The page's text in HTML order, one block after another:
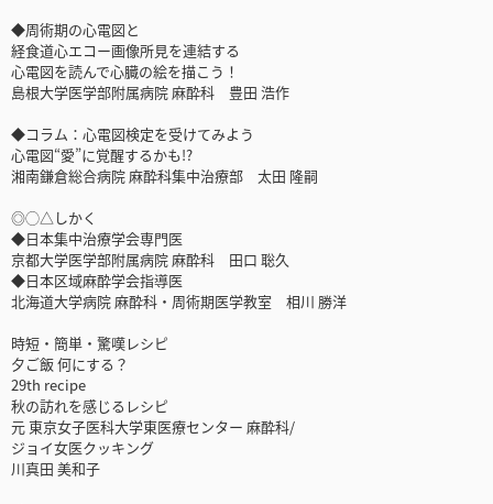
◆周術期の心電図と
経食道心エコー画像所見を連結する
心電図を読んで心臓の絵を描こう！
島根大学医学部附属病院 麻酔科 豊田 浩作
◆コラム：心電図検定を受けてみよう
心電図“愛”に覚醒するかも!?
湘南鎌倉総合病院 麻酔科集中治療部 太田 隆嗣
◎◯△しかく
◆日本集中治療学会専門医
京都大学医学部附属病院 麻酔科 田口 聡久
◆日本区域麻酔学会指導医
北海道大学病院 麻酔科・周術期医学教室 相川 勝洋
時短・簡単・驚嘆レシピ
夕ご飯 何にする？
29th recipe
秋の訪れを感じるレシピ
元 東京女子医科大学東医療センター 麻酔科/
ジョイ女医クッキング
川真田 美和子